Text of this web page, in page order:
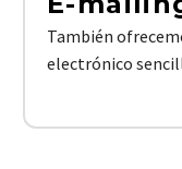
También
electrónico